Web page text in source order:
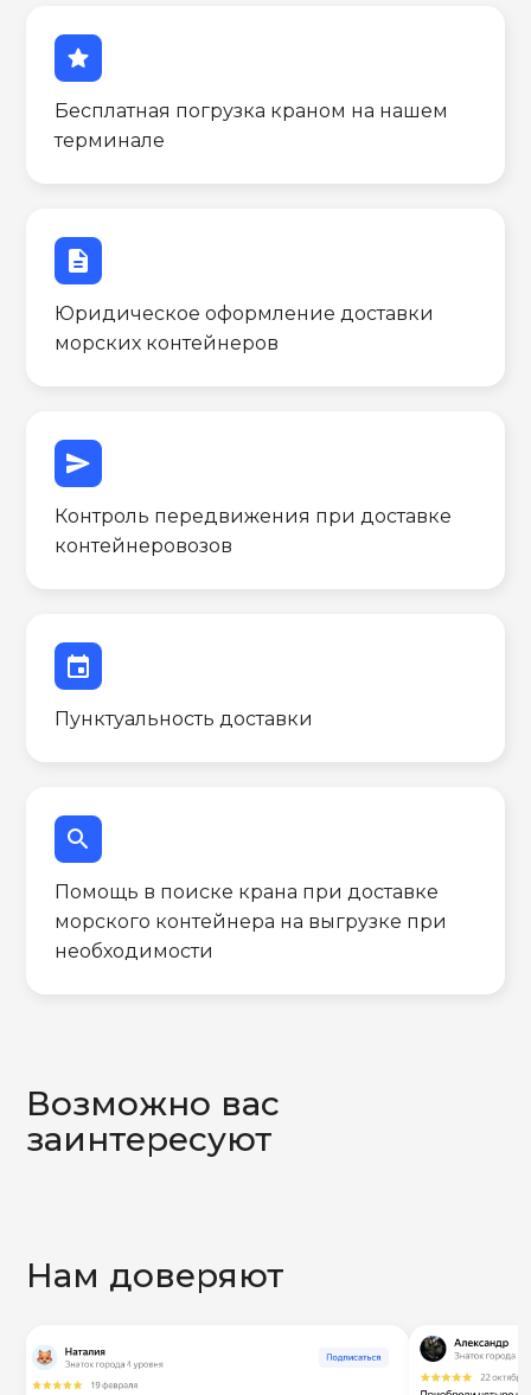
star
Бесплатная погрузка краном на нашем
терминале
description
Юридическое оформление доставки
морских контейнеров
send
Контроль передвижения при доставке
контейнеровозов
event
Пунктуальность доставки
search
Помощь в поиске крана при доставке
морского контейнера на выгрузке при
необходимости
Возможно вас
заинтересуют
Нам доверяют